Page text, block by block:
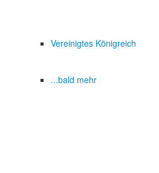
Vereinigtes Königreich
...bald mehr